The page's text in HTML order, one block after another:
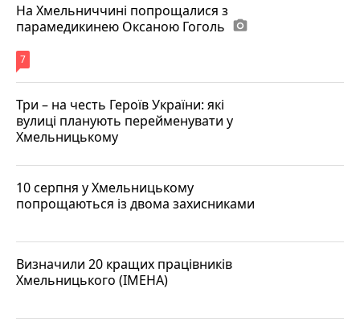
На Хмельниччині попрощалися з
парамедикинею Оксаною Гоголь photo_camera
7
Три – на честь Героїв України: які
вулиці планують перейменувати у
Хмельницькому
10 серпня у Хмельницькому
попрощаються із двома захисниками
Визначили 20 кращих працівників
Хмельницького (ІМЕНА)